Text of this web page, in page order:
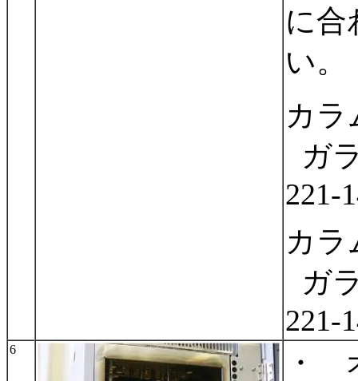
に合
い。
カラ
ガ
221-
カラ
ガ
221-
6
・